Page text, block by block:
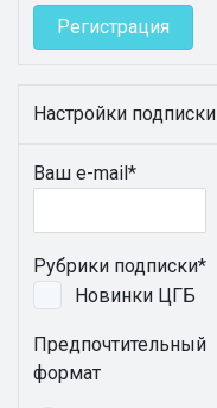
Настройки подписки
Ваш e-mail*
Рубрики подписки*
Новинки ЦГБ
Предпочтительный
формат